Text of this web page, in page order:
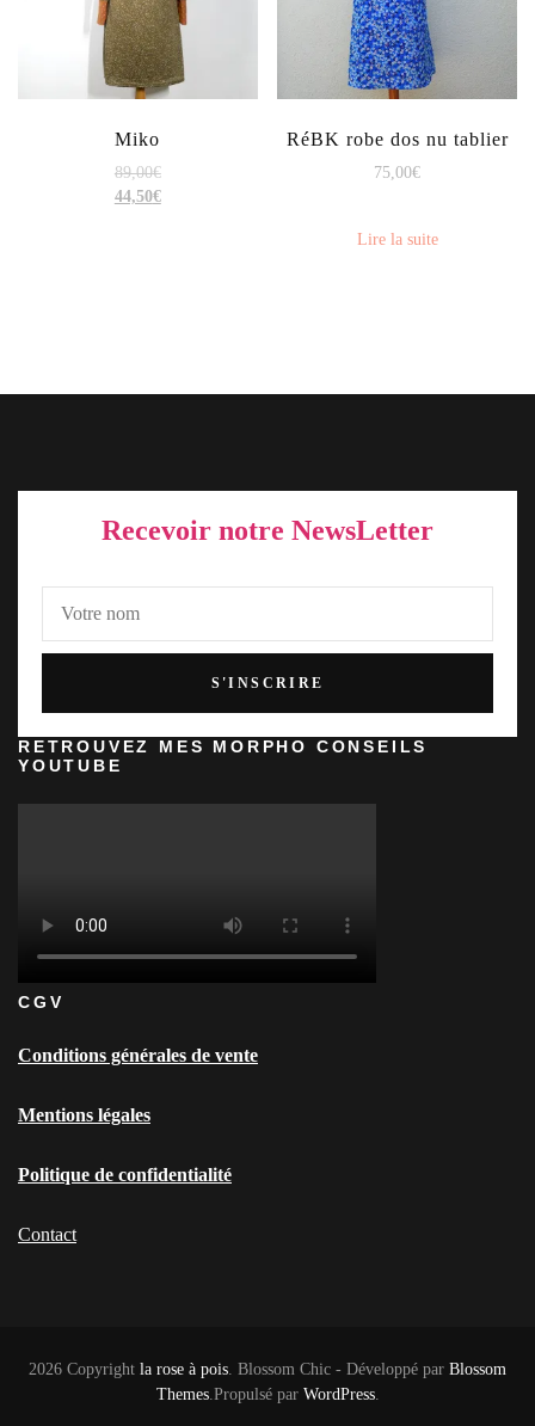
Miko
89,00€
44,50€
RéBK robe dos nu tablier
75,00€
Lire la suite
Recevoir notre NewsLetter
RETROUVEZ MES MORPHO CONSEILS
YOUTUBE
CGV
Conditions générales de vente
Mentions légales
Politique de confidentialité
Contact
2026 Copyright la rose à pois Blossom Chic - Développé par Blossom
Themes.Propulsé par WordPress.